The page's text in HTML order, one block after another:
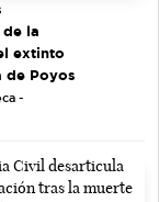
de la
extinto
de Poyos
-